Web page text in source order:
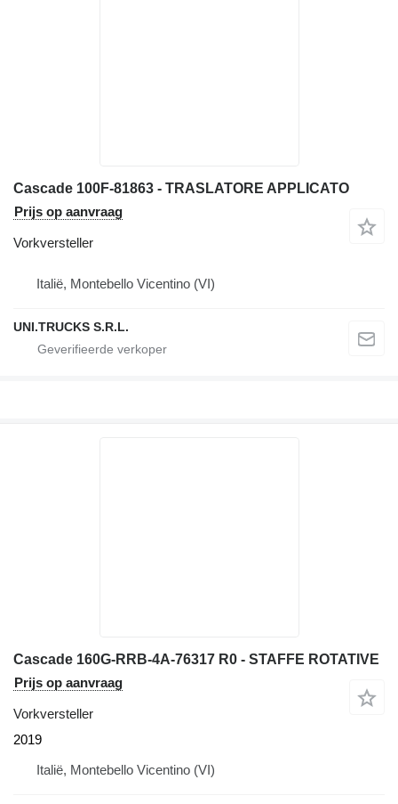
Cascade 100F-81863 - TRASLATORE APPLICATO
Prijs op aanvraag
Vorkversteller
Italië, Montebello Vicentino (VI)
UNI.TRUCKS S.R.L.
Cascade 160G-RRB-4A-76317 R0 - STAFFE ROTATIVE
Prijs op aanvraag
Vorkversteller
2019
Italië, Montebello Vicentino (VI)